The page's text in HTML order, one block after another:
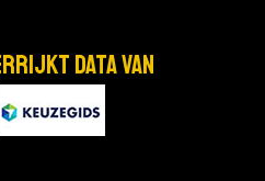
data van